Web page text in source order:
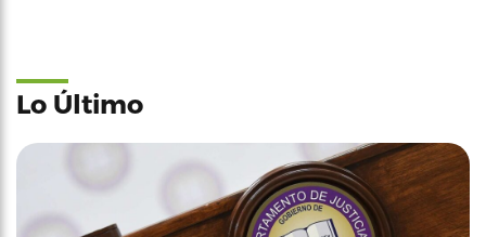
Lo Último